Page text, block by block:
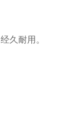
久耐用 。